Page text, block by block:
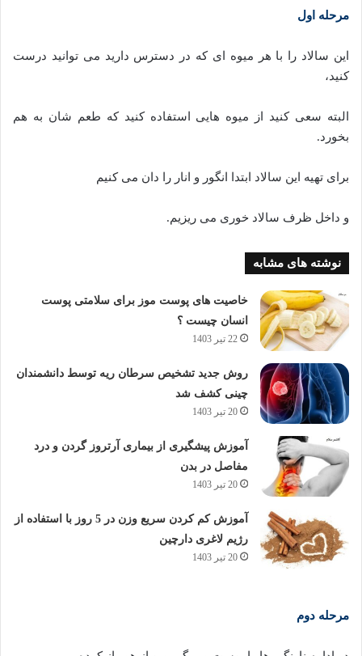
مرحله اول
این سالاد را با هر میوه ای که در دسترس دارید می توانید درست
کنید،
البته سعی کنید از میوه هایی استفاده کنید که طعم شان به هم
بخورد.
برای تهیه این سالاد ابتدا انگور و انار را دان می کنیم
و داخل ظرف سالاد خوری می ریزیم.
نوشته های مشابه
خاصیت های پوست موز برای سلامتی پوست
انسان چیست ؟
22 تیر 1403
روش جدید تشخیص سرطان ریه توسط دانشمندان
چینی کشف شد
20 تیر 1403
آموزش پیشگیری از بیماری آرتروز گردن و درد
مفاصل در بدن
20 تیر 1403
آموزش کم کردن سریع وزن در 5 روز با استفاده از
رژیم لاغری دارچین
20 تیر 1403
مرحله دوم